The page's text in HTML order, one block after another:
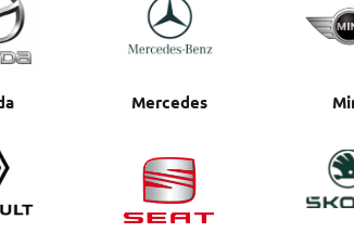
Mercedes